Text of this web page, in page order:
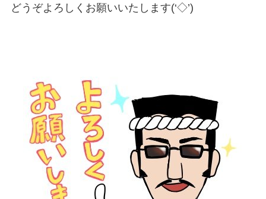
どうぞよろしくお願いいたします(‘◇’)ゞ